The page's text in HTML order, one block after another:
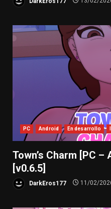
PC Android En desarrollo
Town’s Charm [PC –
[v0.6.5]
DarkEros177 11/02/